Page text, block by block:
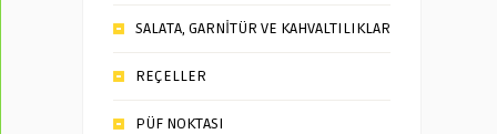
SALATA, GARNİTÜR VE KAHVALTILIKLAR
REÇELLER
PÜF NOKTASI